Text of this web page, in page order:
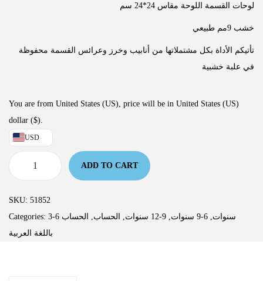
لوحات القسمة اللوحة مقاس 24*24 سم
خشب 9مم طبيعي
تأتيكم الأداة بكل مشتملاتها من أنابيب وخرز وعرائس القسمة محفوظة
في علبة خشبية
You are from United States (US), price will be in United States (US)
dollar ($).
USD
ADD TO CART
SKU: 51852
Categories:
3-6 سنوات 6-9 سنوات 9-12 سنوات الحساب
الحساب
باللغة العربية